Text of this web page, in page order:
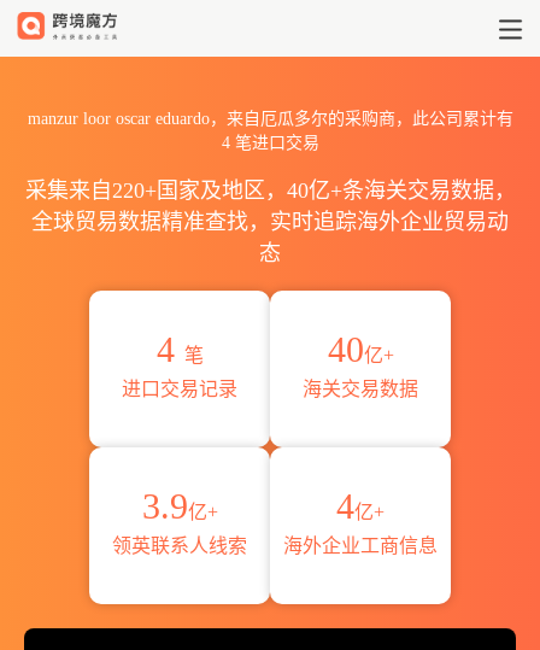
manzur loor oscar eduardo，来自厄瓜多尔的采购商，此公司累计有
4笔进口交易
采集来自220+国家及地区，40亿+条海关交易数据，
全球贸易数据精准查找，实时追踪海外企业贸易动
态
4 笔
进口交易记录
40亿+
海关交易数据
3.9亿+
领英联系人线索
4亿+
海外企业工商信息